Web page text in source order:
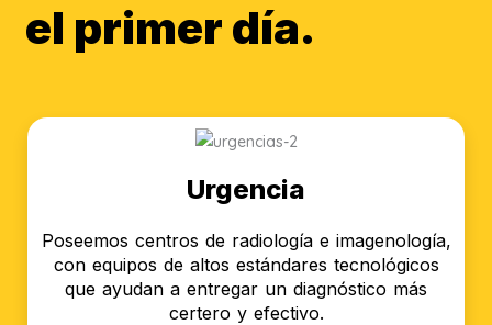
el primer día.
Urgencia
Poseemos centros de radiología e imagenología,
con equipos de altos estándares tecnológicos
que ayudan a entregar un diagnóstico más
certero y efectivo.